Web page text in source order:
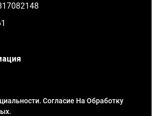
Согласие На Обработку